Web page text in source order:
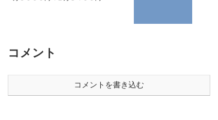
コメント
コメントを書き込む